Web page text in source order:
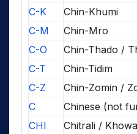
C-K
Chin-Khumi
C-M
Chin-Mro
C-O
Chin-Thado /
C-T
Chin-Tidim
C-Z
Chin-Zomin /
C
Chinese (not
CHI
Chitrali /